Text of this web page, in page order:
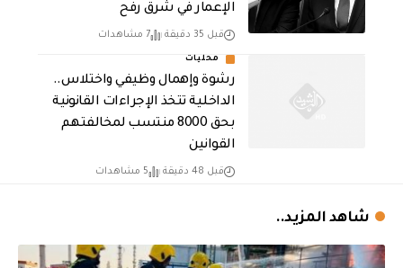
الإعمار في شرق رفح
قبل 35 دقيقة 7 مشاهدات
محليات
رشوة وإهمال وظيفي واختلاس..
الداخلية تتخذ الإجراءات القانونية
بحق 8000 منتسب لمخالفتهم
القوانين
قبل 48 دقيقة 5 مشاهدات
شاهد المزيد..